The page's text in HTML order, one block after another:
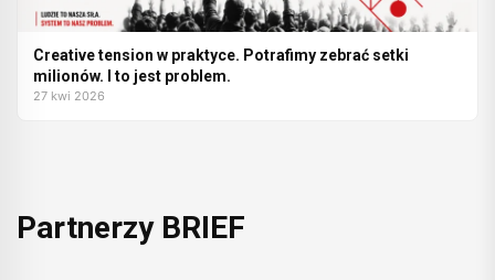
Creative tension w praktyce. Potrafimy zebrać setki
milionów. I to jest problem.
27 kwi 2026
Partnerzy BRIEF